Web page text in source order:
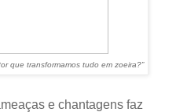
que transformamos tudo em zoeira?”
e chantagens faz